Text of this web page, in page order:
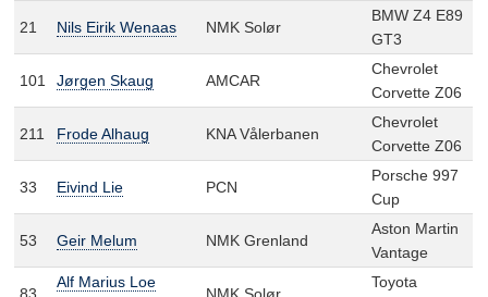
21 Nils Eirik Wenaas NMK Solør
BMW Z4 E89
GT3
101 Jørgen Skaug AMCAR
Chevrolet
Corvette Z06
211 Frode Alhaug KNA Vålerbanen
Chevrolet
Corvette Z06
33 Eivind Lie PCN
Porsche 997
Cup
53 Geir Melum NMK Grenland
Aston Martin
Vantage
Alf Marius Loe
Toyota